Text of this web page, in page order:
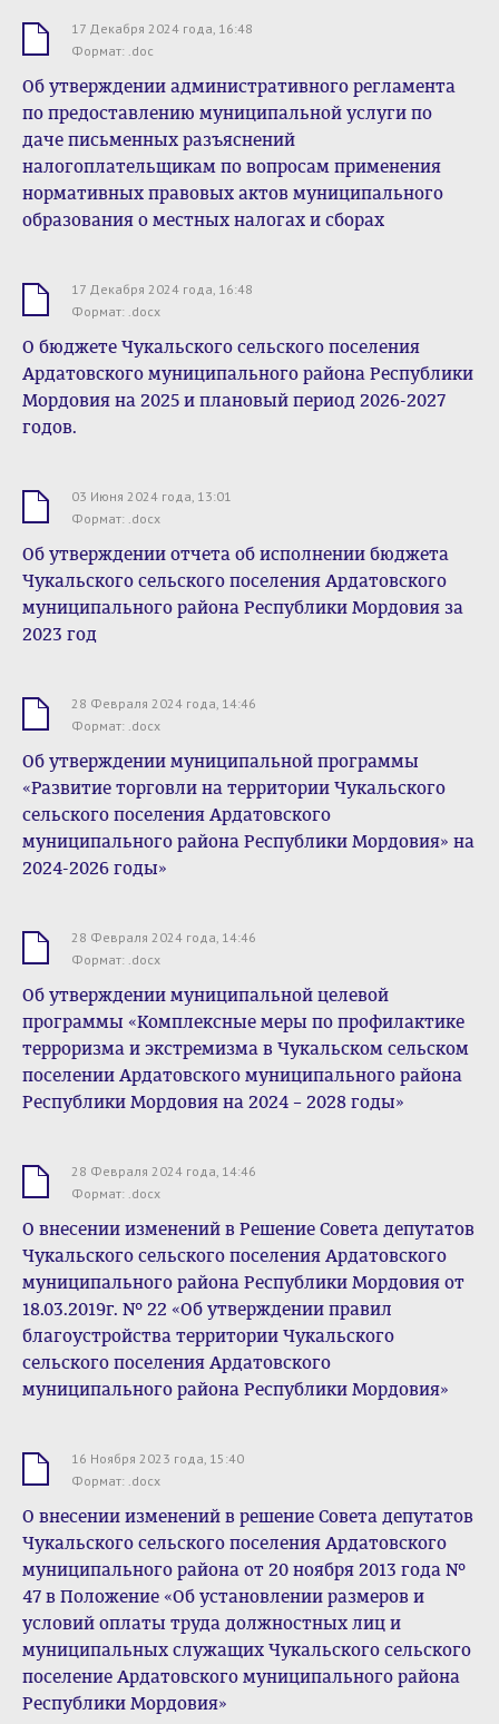
17 Декабря 2024 года, 16:48
Формат: .doc
Об утверждении административного регламента
по предоставлению муниципальной услуги по
даче письменных разъяснений
налогоплательщикам по вопросам применения
нормативных правовых актов муниципального
образования о местных налогах и сборах
17 Декабря 2024 года, 16:48
Формат: .docx
О бюджете Чукальского сельского поселения
Ардатовского муниципального района Республики
Мордовия на 2025 и плановый период 2026-2027
годов.
03 Июня 2024 года, 13:01
Формат: .docx
Об утверждении отчета об исполнении бюджета
Чукальского сельского поселения Ардатовского
муниципального района Республики Мордовия за
2023 год
28 Февраля 2024 года, 14:46
Формат: .docx
Об утверждении муниципальной программы
«Развитие торговли на территории Чукальского
сельского поселения Ардатовского
муниципального района Республики Мордовия» на
2024-2026 годы»
28 Февраля 2024 года, 14:46
Формат: .docx
Об утверждении муниципальной целевой
программы «Комплексные меры по профилактике
терроризма и экстремизма в Чукальском сельском
поселении Ардатовского муниципального района
Республики Мордовия на 2024 – 2028 годы»
28 Февраля 2024 года, 14:46
Формат: .docx
О внесении изменений в Решение Совета депутатов
Чукальского сельского поселения Ардатовского
муниципального района Республики Мордовия от
18.03.2019г. № 22 «Об утверждении правил
благоустройства территории Чукальского
сельского поселения Ардатовского
муниципального района Республики Мордовия»
16 Ноября 2023 года, 15:40
Формат: .docx
О внесении изменений в решение Совета депутатов
Чукальского сельского поселения Ардатовского
муниципального района от 20 ноября 2013 года №
47 в Положение «Об установлении размеров и
условий оплаты труда должностных лиц и
муниципальных служащих Чукальского сельского
поселение Ардатовского муниципального района
Республики Мордовия»